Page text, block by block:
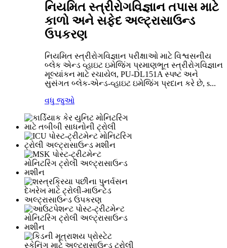
નિયમિત સ્ત્રીરોગવિજ્ઞાન તપાસ માટે
કાળો અને સફેદ અલ્ટ્રાસાઉન્ડ
ઉપકરણ
નિયમિત સ્ત્રીરોગવિજ્ઞાન પરીક્ષાઓ માટે વિશ્વસનીય
બ્લેક એન્ડ વ્હાઇટ ઇમેજિંગ પ્રમાણભૂત સ્ત્રીરોગવિજ્ઞાન
મૂલ્યાંકન માટે રચાયેલ, PU-DL151A સ્પષ્ટ અને
સુસંગત બ્લેક-એન્ડ-વ્હાઇટ ઇમેજિંગ પ્રદાન કરે છે, s...
વધુ જુઓ